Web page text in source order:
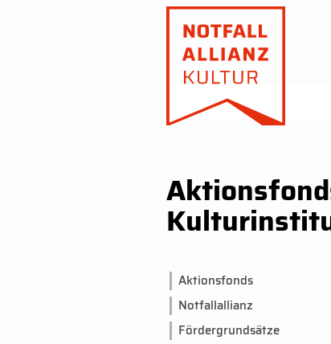
Aktionsfonds
Notfallallianz
Fördergrundsätze